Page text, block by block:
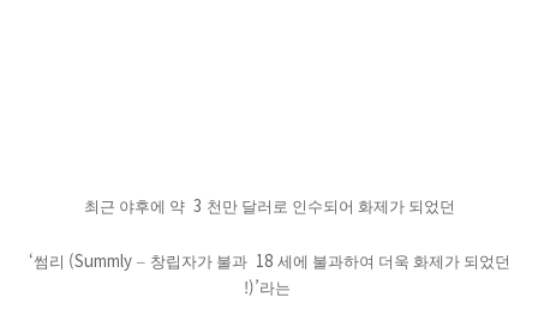
최근 야후에 약 3 천만 달러로 인수되어 화제가 되었던
‘썸리 (Summly – 창립자가 불과 18 세에 불과하여 더욱 화제가 되었던
!)’라는